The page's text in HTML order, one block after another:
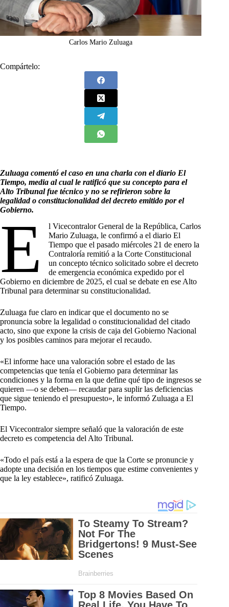
Carlos Mario Zuluaga
Compártelo:
Zuluaga comentó el caso en una charla con el diario El
Tiempo, media al cual le ratificó que su concepto para el
Alto Tribunal fue técnico y no se refirieron sobre la
legalidad o constitucionalidad del decreto emitido por el
Gobierno.
E
l Vicecontralor General de la República, Carlos
Mario Zuluaga, le confirmó a el diario El
Tiempo que el pasado miércoles 21 de enero la
Contraloría remitió a la Corte Constitucional
un concepto técnico solicitado sobre el decreto
de emergencia económica expedido por el
Gobierno en diciembre de 2025, el cual se debate en ese Alto
Tribunal para determinar su constitucionalidad.
Zuluaga fue claro en indicar que el documento no se
pronuncia sobre la legalidad o constitucionalidad del citado
acto, sino que expone la crisis de caja del Gobierno Nacional
y los posibles caminos para mejorar el recaudo.
«El informe hace una valoración sobre el estado de las
competencias que tenía el Gobierno para determinar las
condiciones y la forma en la que define qué tipo de ingresos se
quieren —o se deben— recaudar para suplir las deficiencias
que sigue teniendo el presupuesto», le informó Zuluaga a El
Tiempo.
El Vicecontralor siempre señaló que la valoración de este
decreto es competencia del Alto Tribunal.
«Todo el país está a la espera de que la Corte se pronuncie y
adopte una decisión en los tiempos que estime convenientes y
que la ley establece», ratificó Zuluaga.